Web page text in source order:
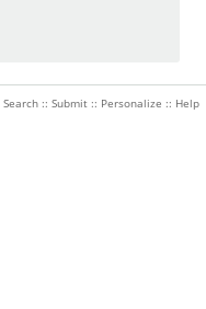
Search:: Submit:: Personalize :: Help